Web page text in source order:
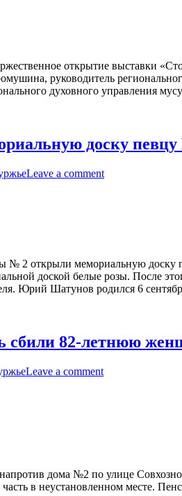
открытие выставки
руководитель
духовного управления
доску
Leave a comment
№ 2 открыли мемориальную
доской белые розы. После
Юрий Шатунов родился 6
сбили 82-летнюю
Leave a comment
дома №2 по улице
в неустановленном месте.